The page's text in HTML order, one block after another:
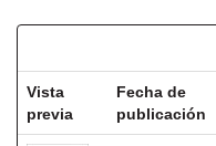
Vista
previa
Fecha de
publicación